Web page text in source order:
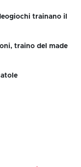
trainano il
traino del made